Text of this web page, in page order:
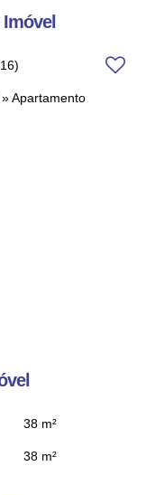
»Apartamento
38 m²
38 m²